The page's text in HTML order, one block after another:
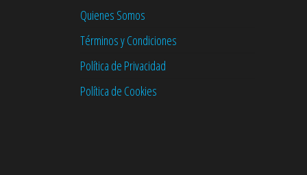
Quienes Somos
Términos y Condiciones
Política de Privacidad
Política de Cookies